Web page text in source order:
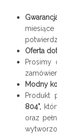
miesiące
Oferta
Modny
Produkt
804",
oraz